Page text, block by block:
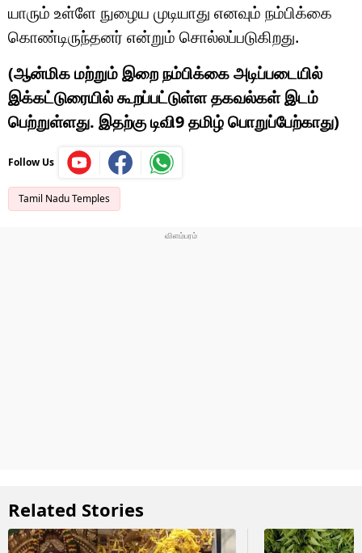
யாரும் உள்ளே நுழைய முடியாது எனவும் நம்பிக்கை
கொண்டிருந்தனர் என்றும் சொல்லப்படுகிறது.
(ஆன்மிக மற்றும் இறை நம்பிக்கை அடிப்படையில்
இக்கட்டுரையில் கூறப்பட்டுள்ள தகவல்கள் இடம்
பெற்றுள்ளது. இதற்கு டிவி9 தமிழ் பொறுப்பேற்காது)
Follow Us
Tamil Nadu Temples
Related Stories